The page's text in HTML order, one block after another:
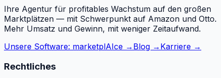
Ihre Agentur für profitables Wachstum auf den großen
Marktplätzen — mit Schwerpunkt auf Amazon und Otto.
Mehr Umsatz und Gewinn, mit weniger Zeitaufwand.
Unsere Software: marketplAIce → Blog → Karriere →
Rechtliches